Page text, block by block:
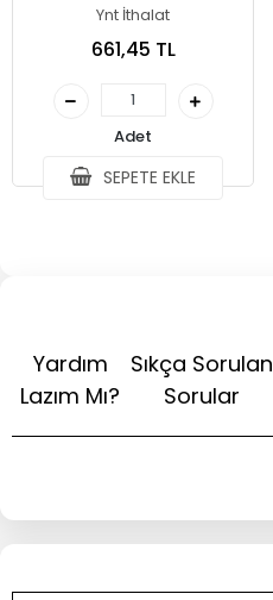
Ynt İthalat
661,45 TL
Adet
SEPETE EKLE
Yardım
Lazım Mı?
Sıkça Sorulan
Sorular